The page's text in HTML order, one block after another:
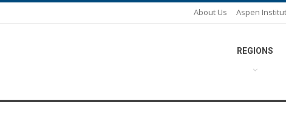
About Us Aspen
REGIONS